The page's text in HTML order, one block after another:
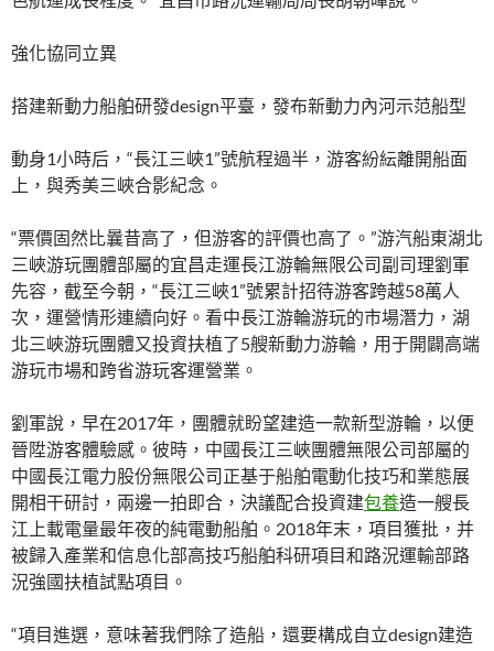
強化協同立異
搭建新動力船舶研發design平臺，發布新動力內河示范船型
動身1小時后，“長江三峽1”號航程過半，游客紛紜離開船面
上，與秀美三峽合影紀念。
“票價固然比曩昔高了，但游客的評價也高了。”游汽船東湖北
三峽游玩團體部屬的宜昌走運長江游輪無限公司副司理劉軍
先容，截至今朝，“長江三峽1”號累計招待游客跨越58萬人
次，運營情形連續向好。看中長江游輪游玩的市場潛力，湖
北三峽游玩團體又投資扶植了5艘新動力游輪，用于開闢高端
游玩市場和跨省游玩客運營業。
劉軍說，早在2017年，團體就盼望建造一款新型游輪，以便
晉陞游客體驗感。彼時，中國長江三峽團體無限公司部屬的
中國長江電力股份無限公司正基于船舶電動化技巧和業態展
開相干研討，兩邊一拍即合，決議配合投資建包養造一艘長
江上載電量最年夜的純電動船舶。2018年末，項目獲批，并
被歸入產業和信息化部高技巧船舶科研項目和路況運輸部路
況強國扶植試點項目。
“項目進選，意味著我們除了造船，還要構成自立design建造